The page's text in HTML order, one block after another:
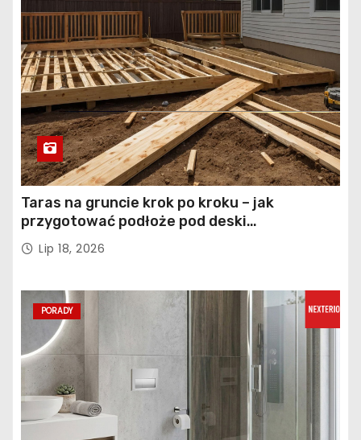
Taras na gruncie krok po kroku – jak
przygotować podłoże pod deski
kompozytowe
Lip 18, 2026
PORADY